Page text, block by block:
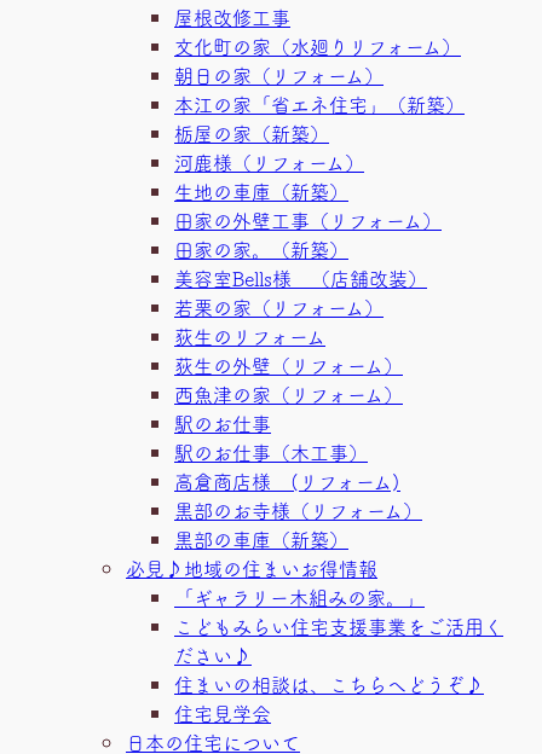
屋根改修工事
文化町の家（水廻りリフォーム）
朝日の家（リフォーム）
本江の家「省エネ住宅」（新築）
栃屋の家（新築）
河鹿様（リフォーム）
生地の車庫（新築）
田家の外壁工事（リフォーム）
田家の家。（新築）
美容室Bells様 （店舗改装）
若栗の家（リフォーム）
荻生のリフォーム
荻生の外壁（リフォーム）
西魚津の家（リフォーム）
駅のお仕事
駅のお仕事（木工事）
高倉商店様 (リフォーム)
黒部のお寺様（リフォーム）
黒部の車庫（新築）
必見♪地域の住まいお得情報
「ギャラリー木組みの家。」
こどもみらい住宅支援事業をご活用く
ださい♪
住まいの相談は、こちらへどうぞ♪
住宅見学会
日本の住宅について